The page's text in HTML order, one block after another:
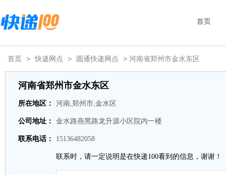
首页
首页 > 快递网点 > 圆通快递网点 > 河南省郑州市金水东区
河南省郑州市金水东区
所在地区： 河南,郑州市,金水区
公司地址： 金水路燕黑路龙升源小区院内一楼
联系电话： 15136482058
联系时，请一定说明是在快递100看到的信息，谢谢！